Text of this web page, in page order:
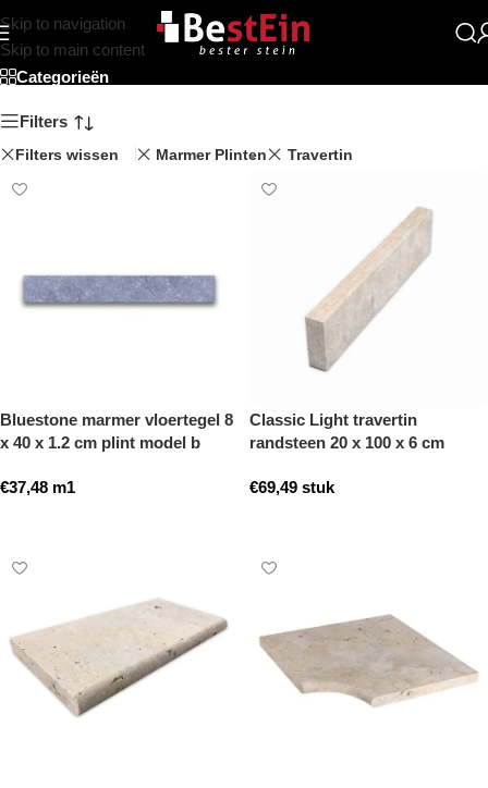
Skip to navigation
Skip to main content
Beststein
Categorieën
Filters
Filters wissen Marmer Plinten Travertin
Bluestone marmer vloertegel 8
x 40 x 1.2 cm plint model b
€37,48 m1
Classic Light travertin
randsteen 20 x 100 x 6 cm
getrommeld
€69,49 stuk